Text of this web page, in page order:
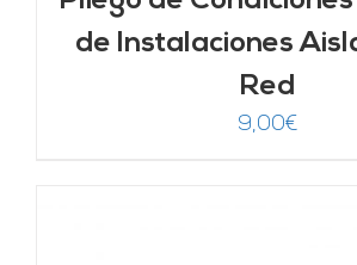
de Instalaciones
Red
9,00€